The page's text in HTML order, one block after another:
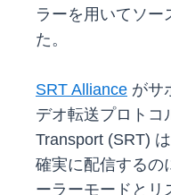
ラーを用いてソー
た。
SRT Alliance がサ
デオ転送プロトコ
Transport (SRT)
確実に配信するの
ーラーモードとリ